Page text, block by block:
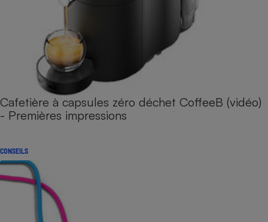
Cafetière à capsules zéro déchet CoffeeB (vidéo)
- Premières impressions
CONSEILS